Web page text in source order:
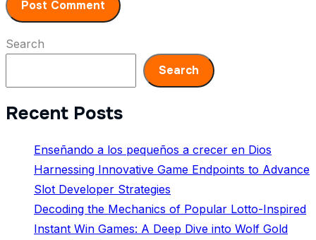
Search
Search
Recent Posts
Enseñando a los pequeños a crecer en Dios
Harnessing Innovative Game Endpoints to Advance
Slot Developer Strategies
Decoding the Mechanics of Popular Lotto-Inspired
Instant Win Games: A Deep Dive into Wolf Gold